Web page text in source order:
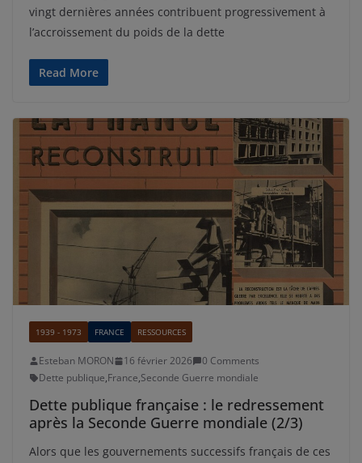
vingt dernières années contribuent progressivement à
l’accroissement du poids de la dette
Read More
1939 - 1973 FRANCE RESSOURCES
Esteban MORON 16 février 2026
0 Comments
Dette publique,France,Seconde Guerre mondiale
Dette publique française : le redressement
après la Seconde Guerre mondiale (2/3)
Alors que les gouvernements successifs français de ces